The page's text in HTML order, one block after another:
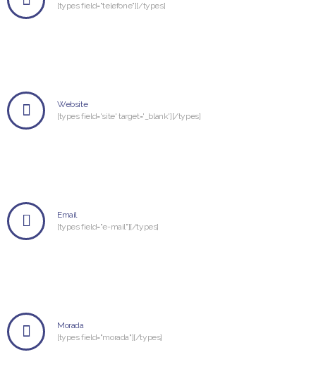
[types field="telefone"][/types]
Website
[types field='site' target='_blank'][/types]
Email
[types field="e-mail"][/types]
Morada
[types field="morada"][/types]